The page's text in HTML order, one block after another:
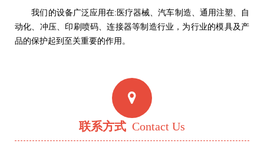
我们的设备广泛应用在:医疗器械、汽车制造、通用注塑、自
动化、冲压、印刷喷码、连接器等制造行业，为行业的模具及产
品的保护起到至关重要的作用。
联系方式 Contact Us